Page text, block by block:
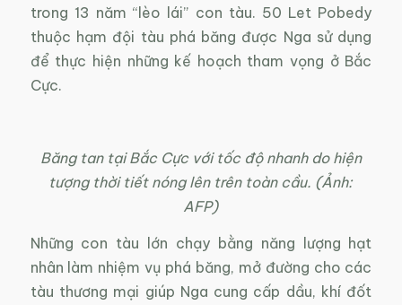
trong 13 năm “lèo lái” con tàu. 50 Let Pobedy
thuộc hạm đội tàu phá băng được Nga sử dụng
để thực hiện những kế hoạch tham vọng ở Bắc
Cực.
Băng tan tại Bắc Cực với tốc độ nhanh do hiện
tượng thời tiết nóng lên trên toàn cầu. (Ảnh:
AFP)
Những con tàu lớn chạy bằng năng lượng hạt
nhân làm nhiệm vụ phá băng, mở đường cho các
tàu thương mại giúp Nga cung cấp dầu, khí đốt